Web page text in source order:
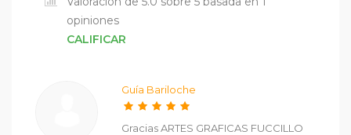
opiniones
CALIFICAR
Guía Bariloche
Gracias ARTES GRAFICAS FUCCILLO